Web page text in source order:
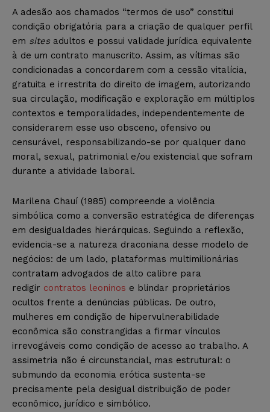
A adesão aos chamados “termos de uso” constitui
condição obrigatória para a criação de qualquer perfil
em sitesadultos e possui validade jurídica equivalente
à de um contrato manuscrito. Assim, as vítimas são
condicionadas a concordarem com a cessão vitalícia,
gratuita e irrestrita do direito de imagem, autorizando
sua circulação, modificação e exploração em múltiplos
contextos e temporalidades, independentemente de
considerarem esse uso obsceno, ofensivo ou
censurável, responsabilizando-se por qualquer dano
moral, sexual, patrimonial e/ou existencial que sofram
durante a atividade laboral.
Marilena Chauí (1985) compreende a violência
simbólica como a conversão estratégica de diferenças
em desigualdades hierárquicas. Seguindo a reflexão,
evidencia-se a natureza draconiana desse modelo de
negócios: de um lado, plataformas multimilionárias
contratam advogados de alto calibre para
redigir contratos leoninos e blindar proprietários
ocultos frente a denúncias públicas. De outro,
mulheres em condição de hipervulnerabilidade
econômica são constrangidas a firmar vínculos
irrevogáveis como condição de acesso ao trabalho. A
assimetria não é circunstancial, mas estrutural: o
submundo da economia erótica sustenta-se
precisamente pela desigual distribuição de poder
econômico, jurídico e simbólico.